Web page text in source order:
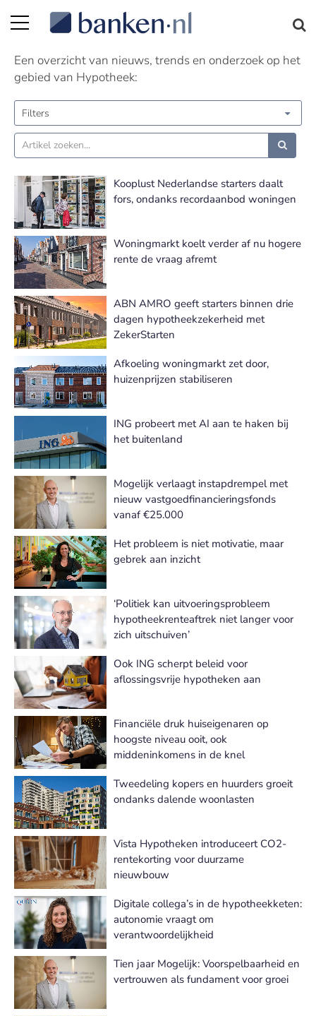
Hypotheek nieuws
Een overzicht van nieuws, trends en onderzoek op het
gebied van Hypotheek:
Filters
Kooplust Nederlandse starters daalt
fors, ondanks recordaanbod woningen
Woningmarkt koelt verder af nu hogere
rente de vraag afremt
ABN AMRO geeft starters binnen drie
dagen hypotheekzekerheid met
ZekerStarten
Afkoeling woningmarkt zet door,
huizenprijzen stabiliseren
ING probeert met AI aan te haken bij
het buitenland
Mogelijk verlaagt instapdrempel met
nieuw vastgoedfinancieringsfonds
vanaf €25.000
Het probleem is niet motivatie, maar
gebrek aan inzicht
‘Politiek kan uitvoeringsprobleem
hypotheekrenteaftrek niet langer voor
zich uitschuiven’
Ook ING scherpt beleid voor
aflossingsvrije hypotheken aan
Financiële druk huiseigenaren op
hoogste niveau ooit, ook
middeninkomens in de knel
Tweedeling kopers en huurders groeit
ondanks dalende woonlasten
Vista Hypotheken introduceert CO2-
rentekorting voor duurzame
nieuwbouw
Digitale collega’s in de hypotheekketen:
autonomie vraagt om
verantwoordelijkheid
Tien jaar Mogelijk: Voorspelbaarheid en
vertrouwen als fundament voor groei